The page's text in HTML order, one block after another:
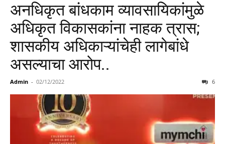
अनधिकृत बांधकाम व्यावसायिकांमुळे
अधिकृत विकासकांना नाहक त्रास;
शासकीय अधिकाऱ्यांचेही लागेबांधे
असल्याचा आरोप..
Admin - 02/12/2022 6